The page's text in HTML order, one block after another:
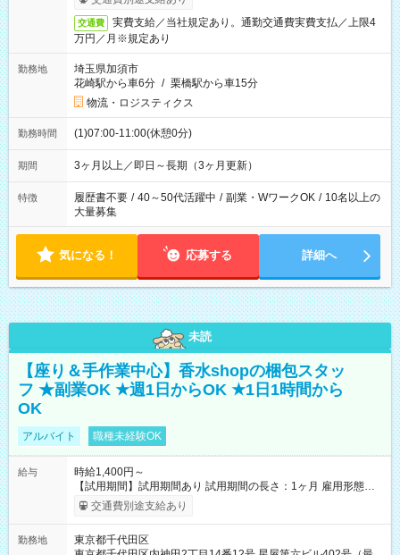
交通費
実費支給／当社規定あり。通勤交通費実費支払／上限4
万円／月※規定あり
勤務地
埼玉県加須市
花崎駅から車6分 / 栗橋駅から車15分
物流・ロジスティクス
勤務時間 (1)07:00-11:00(休憩0分)
期間 3ヶ月以上／即日～長期（3ヶ月更新）
特徴 履歴書不要 / 40～50代活躍中 / 副業・WワークOK / 10名以上の
大量募集
気になる！ 応募する 詳細へ
未読
【座り＆手作業中心】香水shopの梱包スタッ
フ ★副業OK ★週1日からOK ★1日1時間から
OK
アルバイト 職種未経験OK
給与
時給1,400円～
【試用期間】試用期間あり 試用期間の長さ：1ヶ月 雇用形態、
給与は本採用時と同じです。
交通費別途支給あり
勤務地
東京都千代田区